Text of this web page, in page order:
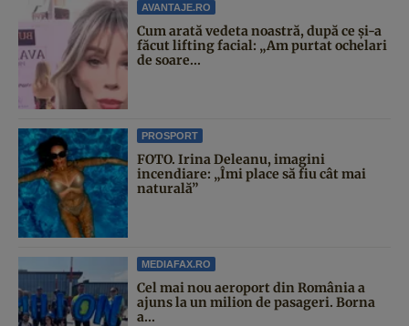
AVANTAJE.RO
Cum arată vedeta noastră, după ce și-a
făcut lifting facial: „Am purtat ochelari
de soare...
PROSPORT
FOTO. Irina Deleanu, imagini
incendiare: „Îmi place să fiu cât mai
naturală”
MEDIAFAX.RO
Cel mai nou aeroport din România a
ajuns la un milion de pasageri. Borna
a...